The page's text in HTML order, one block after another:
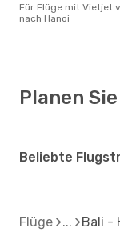
Für Flüge mit Vietjet von Bali
nach Hanoi
Planen
Beliebte
Flüge Bali -